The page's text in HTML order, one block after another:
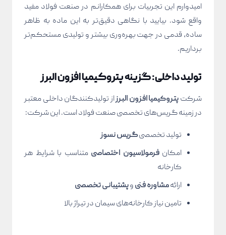
امیدوارم این تجربیات برای همکارانم در صنعت فولاد مفید
واقع شود. بیایید با نگاهی دقیق‌تر به این ماده به ظاهر
ساده، قدمی در جهت بهره‌وری بیشتر و تولیدی مستحکم‌تر
برداریم.
تولید داخلی: گزینه پتروکیمیا افزون البرز
شرکتپتروکیمیا افزون البرزاز تولیدکنندگان داخلی معتبر
در زمینه گریس‌های تخصصی صنعت فولاد است. این شرکت:
تولید تخصصیگریس نسوز
امکانفرمولاسیون اختصاصی متناسب با شرایط هر
کارخانه
ارائهمشاوره فنیوپشتیبانی تخصصی
تامین نیاز کارخانه‌های سیمان در تیراژ بالا